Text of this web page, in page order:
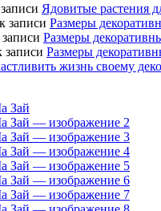
Ядовитые растения
к записи Размеры
Размеры
записи Размеры
жизнь своему